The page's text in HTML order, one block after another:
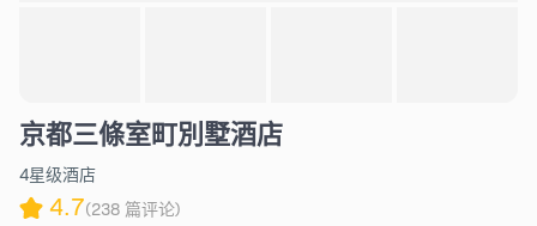
京都三條室町別墅酒店
4星级酒店
4.7(238 篇评论)